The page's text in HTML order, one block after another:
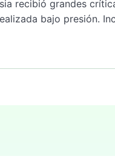
recibió grandes
bajo presión.